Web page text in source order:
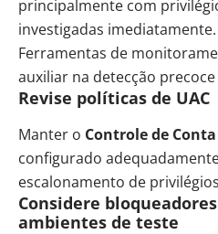
principalmente com
investigadas imediatamente.
Ferramentas de
auxiliar na detecção
Revise políticas de UAC
Manter o Controle de
configurado
escalonamento de
Considere
ambientes de teste